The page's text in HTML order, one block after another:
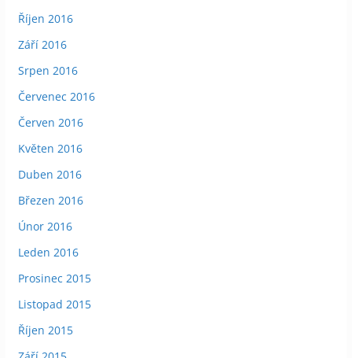
Říjen 2016
Září 2016
Srpen 2016
Červenec 2016
Červen 2016
Květen 2016
Duben 2016
Březen 2016
Únor 2016
Leden 2016
Prosinec 2015
Listopad 2015
Říjen 2015